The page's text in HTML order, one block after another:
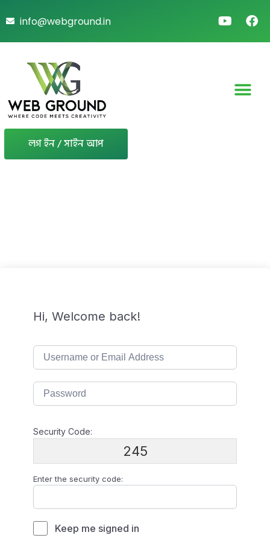
info@webground.in
লগ ইন / সাইন আপ
Hi, Welcome back!
Security Code:
245
Enter the security code:
Keep me signed in